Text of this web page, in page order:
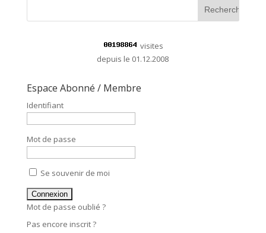
visites
depuis le 01.12.2008
Espace Abonné / Membre
Identifiant
Mot de passe
Se souvenir de moi
Mot de passe oublié ?
Pas encore inscrit ?